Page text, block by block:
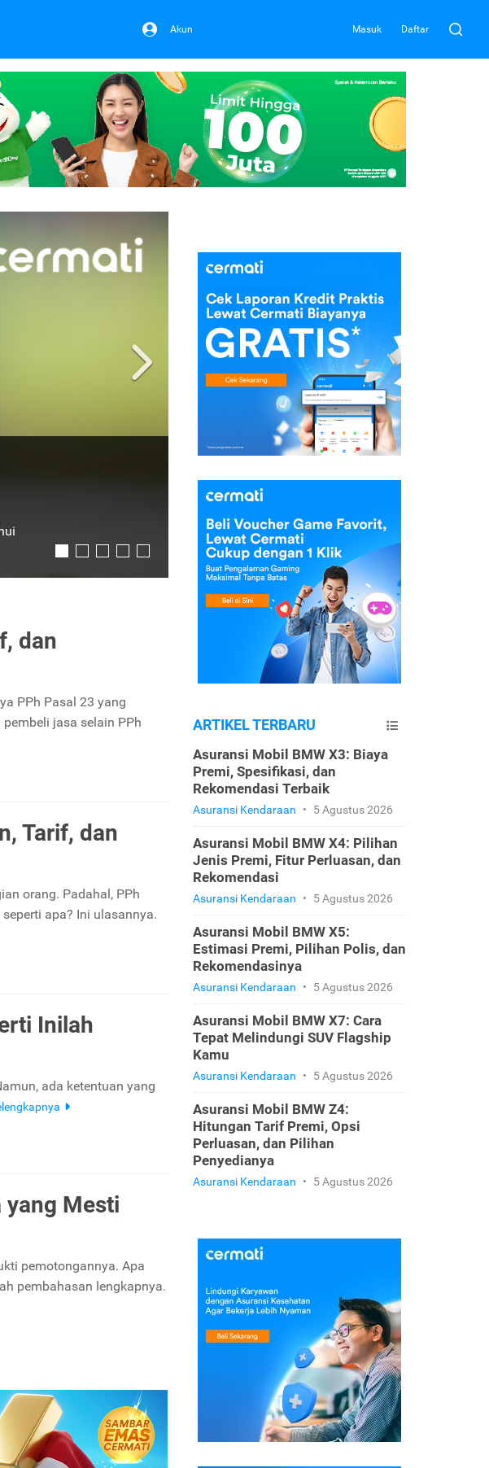
Akun Masuk Daftar
Next
dan
PPh Pasal 23 yang
jasa selain PPh
Tarif, dan
orang. Padahal, PPh
apa? Ini ulasannya.
Inilah
ada ketentuan yang
yang Mesti
pemotongannya. Apa
pembahasan lengkapnya.
ARTIKEL TERBARU
Asuransi Mobil BMW X3: Biaya
Premi, Spesifikasi, dan
Rekomendasi Terbaik
Asuransi Kendaraan • 5 Agustus 2026
Asuransi Mobil BMW X4: Pilihan
Jenis Premi, Fitur Perluasan, dan
Rekomendasi
Asuransi Kendaraan • 5 Agustus 2026
Asuransi Mobil BMW X5:
Estimasi Premi, Pilihan Polis, dan
Rekomendasinya
Asuransi Kendaraan • 5 Agustus 2026
Asuransi Mobil BMW X7: Cara
Tepat Melindungi SUV Flagship
Kamu
Asuransi Kendaraan • 5 Agustus 2026
Asuransi Mobil BMW Z4:
Hitungan Tarif Premi, Opsi
Perluasan, dan Pilihan
Penyedianya
Asuransi Kendaraan • 5 Agustus 2026